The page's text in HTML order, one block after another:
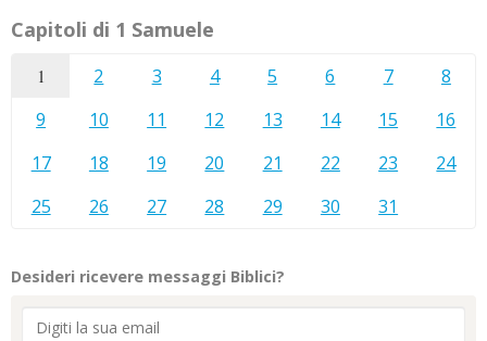
Capitoli di 1 Samuele
1 2 3 4 5 6 7
8
9
10 11 12 13 14 15
16
17
18 19 20 21 22 23
24
25
26 27 28 29 30 31
Desideri ricevere messaggi Biblici?